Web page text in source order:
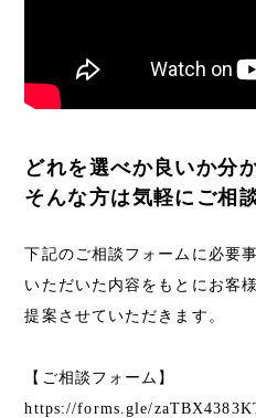
どれを選べか良いか分
そんな方は気軽にご相
下記のご相談フォームに必要
いただいた内容をもとにお客
提案させていただきます。
【ご相談フォーム】
https://forms.gle/